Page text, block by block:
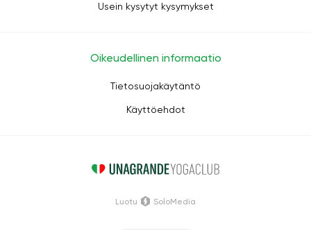
Usein kysytyt kysymykset
Oikeudellinen informaatio
Tietosuojakäytäntö
Käyttöehdot
Luotu SoloMedia